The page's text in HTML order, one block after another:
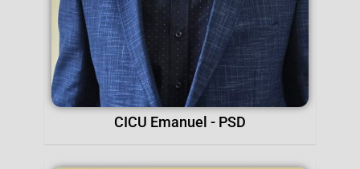
CICU Emanuel - PSD